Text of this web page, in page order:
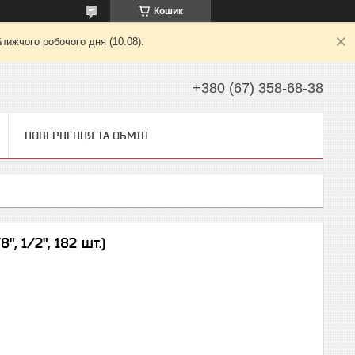
Кошик
робочого дня (10.08).
+380 (67) 358-68-38
ПОВЕРНЕННЯ ТА ОБМІН
1/2", 182 шт.)